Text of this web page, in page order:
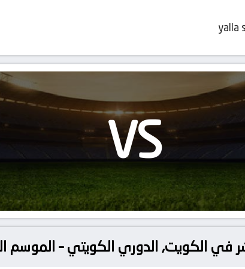
yalla
VS
في الكويت, الدوري الكويتي – الموسم